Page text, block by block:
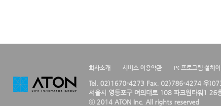
회사소개 서비스 이용약관 PC프로그램 설치
Tel. 02)1670-4273 Fax. 02)786-4274 우
서울시 영등포구 여의대로 108 파크원타워1 26
ⓒ 2014 ATON Inc. All rights reserved